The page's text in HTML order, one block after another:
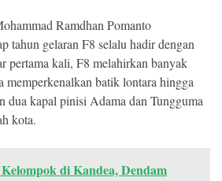
Ramdhan Pomanto
tahun gelaran F8 selalu hadir dengan
pertama kali, F8 melahirkan banyak
memperkenalkan batik lontara hingga
dua kapal pinisi Adama dan Tungguma
kota.
di Kandea, Dendam